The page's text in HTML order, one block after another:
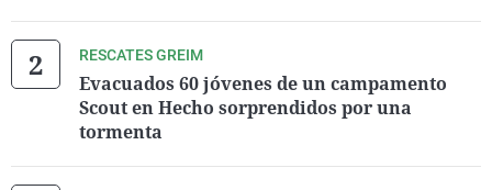
RESCATES GREIM
Evacuados 60 jóvenes de un campamento
Scout en Hecho sorprendidos por una
tormenta